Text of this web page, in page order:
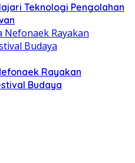
Teknologi Pengolahan
Rayakan
Budaya